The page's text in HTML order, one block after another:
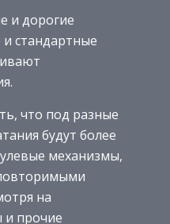
и дорогие
стандартные
что под разные
будут более
механизмы,
на
и прочие